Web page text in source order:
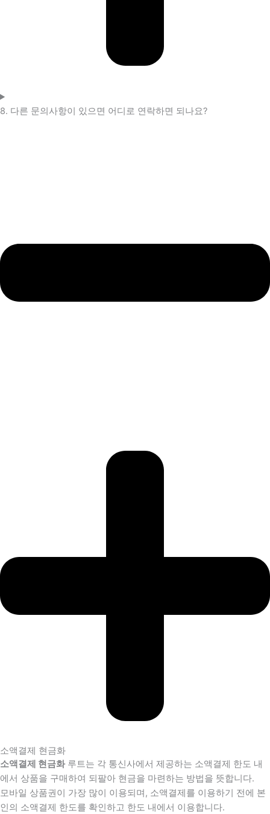
8. 다른 문의사항이 있으면 어디로 연락하면 되나요?
소액결제 현금화
소액결제 현금화루트는 각 통신사에서 제공하는 소액결제 한도 내
에서 상품을 구매하여 되팔아 현금을 마련하는 방법을 뜻합니다.
모바일 상품권이 가장 많이 이용되며, 소액결제를 이용하기 전에 본
인의 소액결제 한도를 확인하고 한도 내에서 이용합니다.